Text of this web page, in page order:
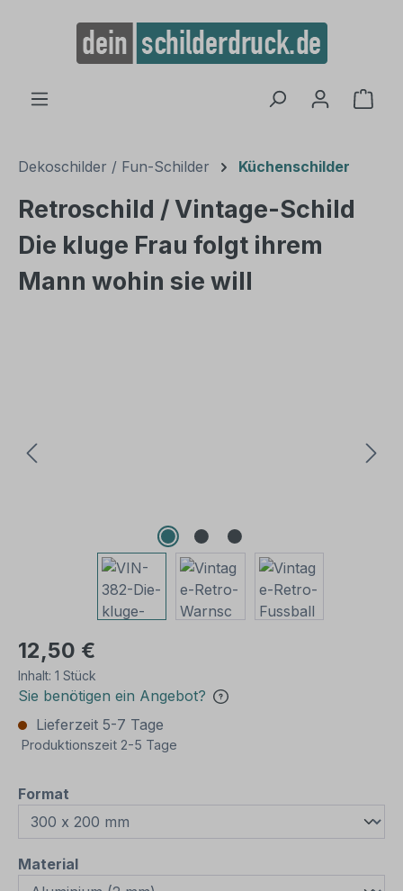
springen
Dekoschilder / Fun-Schilder Küchenschilder
Retroschild / Vintage-Schild
Die kluge Frau folgt ihrem
Mann wohin sie will
12,50 €
Inhalt: 1 Stück
Sie benötigen ein Angebot?
Lieferzeit 5-7 Tage
Produktionszeit 2-5 Tage
Format
Materialauswählen